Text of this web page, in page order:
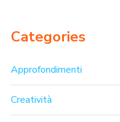
Categories
Approfondimenti
Creatività